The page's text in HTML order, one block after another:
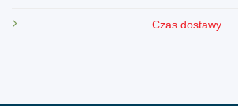
Czas dostawy